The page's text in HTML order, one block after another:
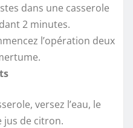
dans une casserole
2 minutes.
l’opération deux
versez l’eau, le
jus de citron.